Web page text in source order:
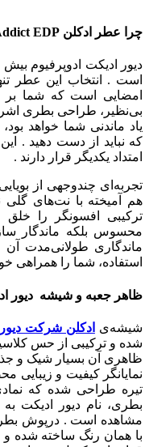
چرا عطر ادکلن EDP
دیور ادیکت ادوپرفیوم
است . انتخاب این عطر
امضایی است که شما
بی‌نظیر، طراحی بطری
یاد ماندنی شما خواهد
که نباید از دست دهید .
امتداد یکدیگر قرار دارند .
تجربه‌ای چندوجهی از
هم آمیخته با نت‌های
ترکیبی افسونگر را
محسوس بلکه ماندگار
ماندگاری طولانی‌مدت
استفاده، شما را همراهی
ظاهر جعبه و شیشه دیور
شیشه‌ی ادکلن شرکت دیور
شده و ترکیبی از حس
ظاهری آن بسیار شیک و
نمایانگر کیفیت و
تیره طراحی شده که
بطری، نام دیور ادیکت
مشاهده است .درپوش
با همان رنگ ساخته شده